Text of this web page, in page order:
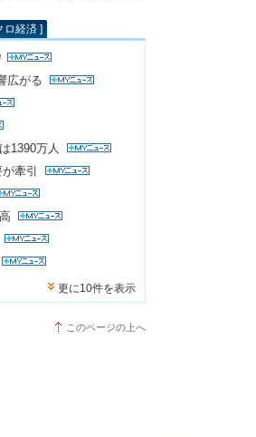
ロ経済 ]
広がる
1390万人
牽引
更に10件を表示
このページの上へ